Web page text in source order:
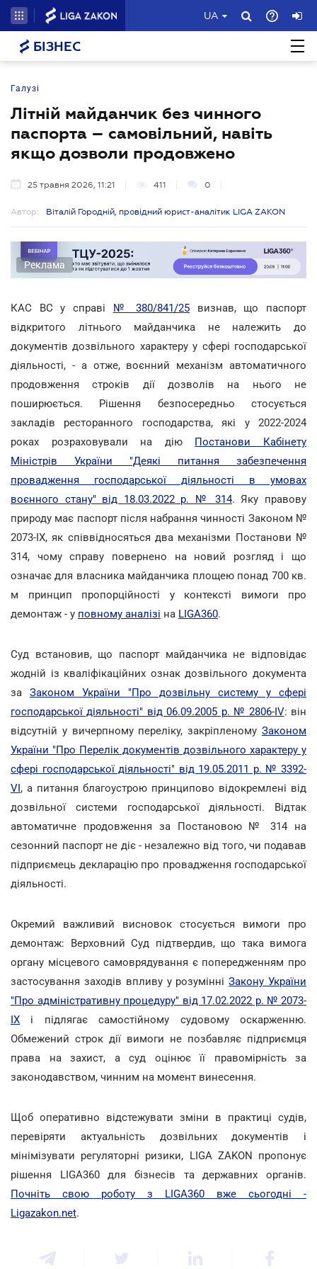
UA
БІЗНЕС
Галузі
Літній майданчик без чинного
паспорта – самовільний, навіть
якщо дозволи продовжено
25 травня 2026, 11:21 411 0
Автор: Віталій Городній, провідний юрист-аналітик LIGA ZAKON
Реклама
КАС ВС у справі № 380/841/25 визнав, що паспорт
відкритого літнього майданчика не належить до
документів дозвільного характеру у сфері господарської
діяльності, - а отже, воєнний механізм автоматичного
продовження строків дії дозволів на нього не
поширюється. Рішення безпосередньо стосується
закладів ресторанного господарства, які у 2022-2024
роках розраховували на дію Постанови Кабінету
Міністрів України "Деякі питання забезпечення
провадження господарської діяльності в умовах
воєнного стану" від 18.03.2022 р. № 314. Яку правову
природу має паспорт після набрання чинності Законом №
2073-IX, як співвідносяться два механізми Постанови №
314, чому справу повернено на новий розгляд і що
означає для власника майданчика площею понад 700 кв.
м принцип пропорційності у контексті вимоги про
демонтаж - у повному аналізі на LIGA360.
Суд встановив, що паспорт майданчика не відповідає
жодній із кваліфікаційних ознак дозвільного документа
за Законом України "Про дозвільну систему у сфері
господарської діяльності" від 06.09.2005 р. № 2806-IV: він
відсутній у вичерпному переліку, закріпленому Законом
України "Про Перелік документів дозвільного характеру у
сфері господарської діяльності" від 19.05.2011 р. № 3392-
VI, а питання благоустрою принципово відокремлені від
дозвільної системи господарської діяльності. Відтак
автоматичне продовження за Постановою № 314 на
сезонний паспорт не діє - незалежно від того, чи подавав
підприємець декларацію про провадження господарської
діяльності.
Окремий важливий висновок стосується вимоги про
демонтаж: Верховний Суд підтвердив, що така вимога
органу місцевого самоврядування є попередженням про
застосування заходів впливу у розумінніЗакону України
"Про адміністративну процедуру" від 17.02.2022 р. № 2073-
IX і підлягає самостійному судовому оскарженню.
Обмежений строк дії вимоги не позбавляє підприємця
права на захист, а суд оцінює її правомірність за
законодавством, чинним на момент винесення.
Щоб оперативно відстежувати зміни в практиці судів,
перевіряти актуальність дозвільних документів і
мінімізувати регуляторні ризики, LIGA ZAKON пропонує
рішення LIGA360 для бізнесів та державних органів.
Почніть свою роботу з LIGA360 вже сьогодні -
Ligazakon.net.